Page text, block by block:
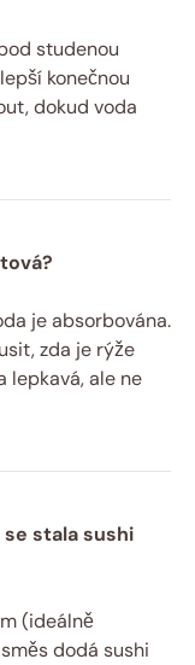
studenou
konečnou
dokud voda
je absorbována.
zda je rýže
lepkavá, ale ne
se stala sushi
(ideálně
dodá sushi